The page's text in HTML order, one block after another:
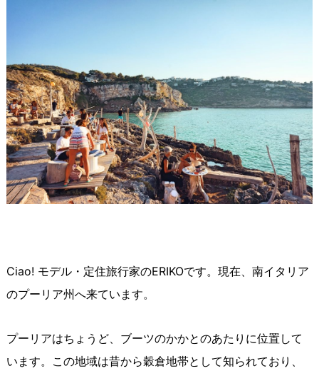
Ciao! モデル・定住旅行家のERIKOです。現在、南イタリア
のプーリア州へ来ています。
プーリアはちょうど、ブーツのかかとのあたりに位置して
います。この地域は昔から穀倉地帯として知られており、